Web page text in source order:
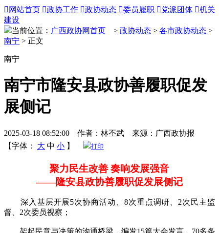
 网站首页 政协工作 政协动态 委员履职 党派团体 机关
建设
当前位置： 广西政协网首页 > 政协动态 > 各市政协动态 >
南宁 > 正文
南宁
南宁市隆安县政协善履职促发
展侧记
2025-03-18 08:52:00 作者：林丕武 来源：广西政协报
【字体：
大 中 小 】 打印
聚力民生改善 奏响发展强音
——隆安县政协善履职促发展侧记
深入基层开展5次协商活动、8次重点调研、2次民主监
督、2次委员视察；
架起民意与决策的沟通桥梁，编发15篇大会发言、70多条